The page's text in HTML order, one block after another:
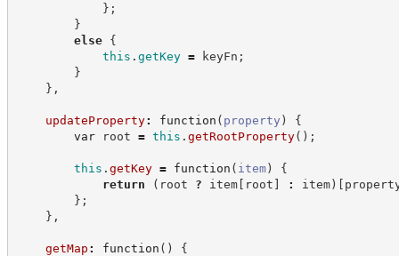
} ;
}
else
{
this . getKey = keyFn ;
}
} ,
updateProperty: function ( property )
{
var root = this . getRootProperty( ) ;
this . getKey = function ( item)
{
return
( root ? item[ root ] : item) [
} ;
} ,
getMap : function ( )
{